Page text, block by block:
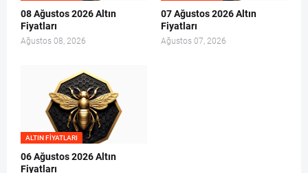
08 Ağustos 2026 Altın
Fiyatları
Ağustos 08, 2026
07 Ağustos 2026 Altın
Fiyatları
Ağustos 07, 2026
ALTIN FIYATLARI
06 Ağustos 2026 Altın
Fiyatları